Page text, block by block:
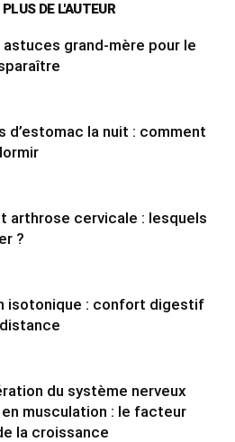
PLUS DE L'AUTEUR
astuces grand-mère pour le
d’estomac la nuit : comment
arthrose cervicale : lesquels
?
isotonique : confort digestif
du système nerveux
musculation : le facteur
la croissance